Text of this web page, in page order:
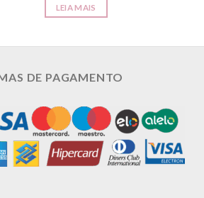
LEIA MAIS
DE PAGAMENTO